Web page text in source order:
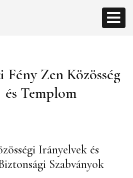
Fény Zen Közösség
és Templom
Irányelvek és
Szabványok